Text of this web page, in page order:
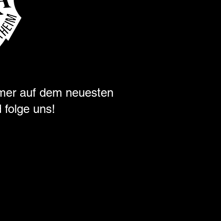
auf dem neuesten
folge uns!